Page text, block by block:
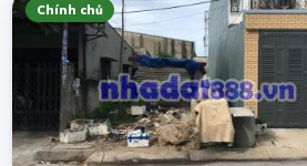
Rịa - Vũng Tàu, Việt Nam
Chính chủ